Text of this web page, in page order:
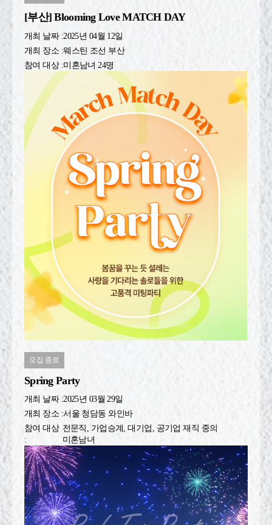
[부산] Blooming Love MATCH DAY
개최 날짜 :2025년 04월 12일
개최 장소 :웨스틴 조선 부산
참여 대상 :미혼남녀 24명
모집 종료
Spring Party
개최 날짜 :2025년 03월 29일
개최 장소 :서울 청담동 와인바
참여 대상
:
전문직, 가업승계, 대기업, 공기업 재직 중의
미혼남녀